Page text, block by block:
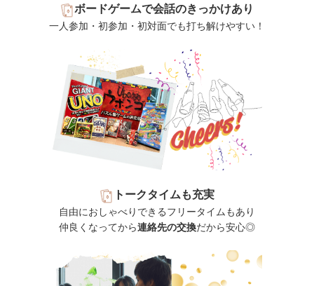
ボードゲームで会話のきっかけあり
一人参加・初参加・初対面でも打ち解けやすい！
トークタイムも充実
自由におしゃべりできるフリータイムもあり
仲良くなってから連絡先の交換だから安心◎